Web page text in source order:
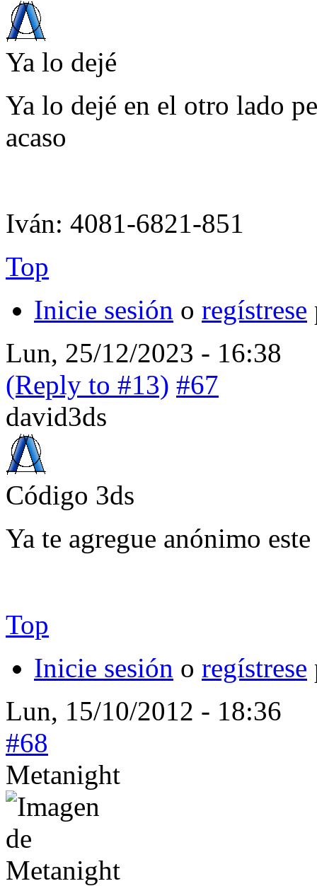
Ya lo dejé
Ya lo dejé en el otro lado
acaso
Iván: 4081-6821-851
Top
Inicie sesión o regístrese
Lun, 25/12/2023 - 16:38
(Reply to #13) #67
david3ds
Código 3ds
Ya te agregue anónimo
Top
Inicie sesión o regístrese
Lun, 15/10/2012 - 18:36
#68
Metanight